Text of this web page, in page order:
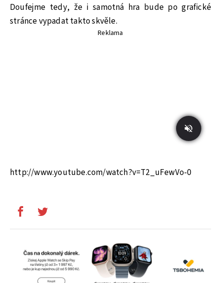
Doufejme tedy, že i samotná hra bude po grafické
stránce vypadat takto skvěle.
Reklama
http://www.youtube.com/watch?v=T2_uFewVo-0